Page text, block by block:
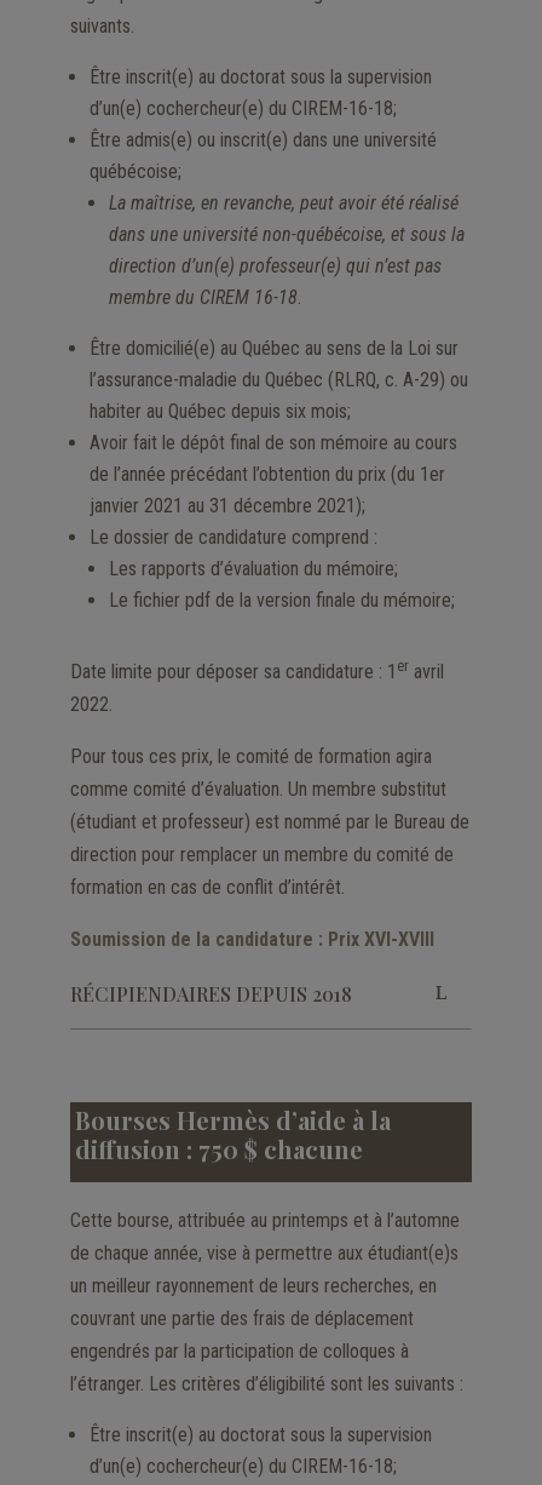
suivants.
Être inscrit(e) au doctorat sous la supervision
d’un(e) cochercheur(e) du CIREM-16-18;
Être admis(e) ou inscrit(e) dans une université
québécoise;
La maîtrise, en revanche, peut avoir été réalisé
dans une université non-québécoise, et sous la
direction d’un(e) professeur(e) qui n’est pas
membre du CIREM 16-18
Être domicilié(e) au Québec au sens de la Loi sur
l’assurance-maladie du Québec (RLRQ, c. A-29) ou
habiter au Québec depuis six mois;
Avoir fait le dépôt final de son mémoire au cours
de l’année précédant l’obtention du prix (du 1er
janvier 2021 au 31 décembre 2021);
Le dossier de candidature comprend :
Les rapports d’évaluation du mémoire;
Le fichier pdf de la version finale du mémoire;
Date limite pour déposer sa candidature : 1 er avril
2022.
Pour tous ces prix, le comité de formation agira
comme comité d’évaluation. Un membre substitut
(étudiant et professeur) est nommé par le Bureau de
direction pour remplacer un membre du comité de
formation en cas de conflit d’intérêt.
Soumission de la candidature : Prix XVI-XVIII
RÉCIPIENDAIRES DEPUIS 2018
Bourses Hermès d’aide à la
diffusion : 750 $ chacune
Cette bourse, attribuée au printemps et à l’automne
de chaque année, vise à permettre aux étudiant(e)s
un meilleur rayonnement de leurs recherches, en
couvrant une partie des frais de déplacement
engendrés par la participation de colloques à
l’étranger. Les critères d’éligibilité sont les suivants :
Être inscrit(e) au doctorat sous la supervision
d’un(e) cochercheur(e) du CIREM-16-18;